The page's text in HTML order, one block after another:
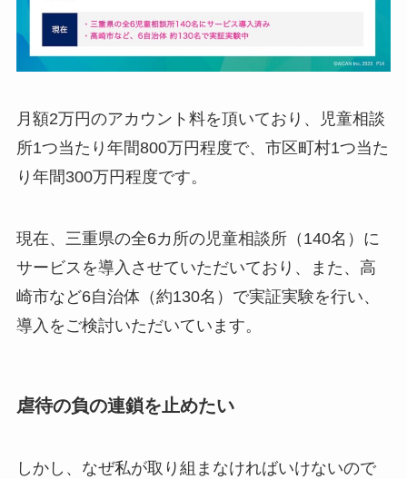
月額2万円のアカウント料を頂いており、児童相談
所1つ当たり年間800万円程度で、市区町村1つ当た
り年間300万円程度です。
現在、三重県の全6カ所の児童相談所（140名）に
サービスを導入させていただいており、また、高
崎市など6自治体（約130名）で実証実験を行い、
導入をご検討いただいています。
虐待の負の連鎖を止めたい
しかし、なぜ私が取り組まなければいけないので